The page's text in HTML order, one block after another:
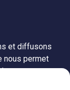
et diffusons
nous permet
leurs